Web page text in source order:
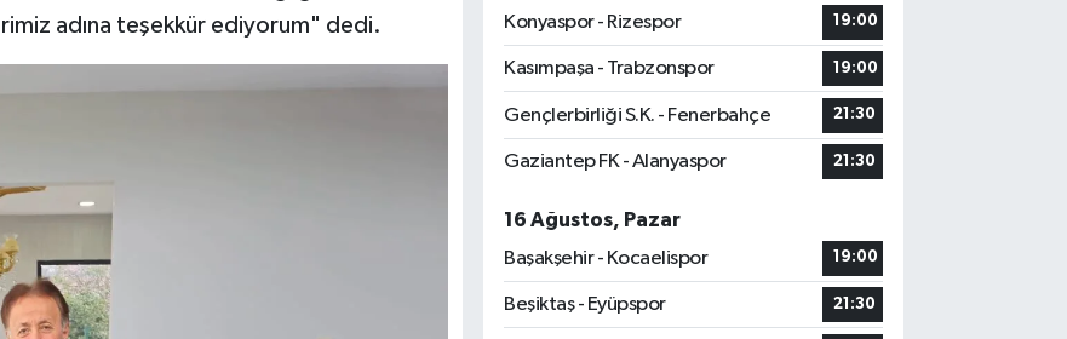
adına teşekkür ediyorum" dedi.
Konyaspor - Rizespor
19:00
Kasımpaşa - Trabzonspor 19:00
Gençlerbirliği S.K. - Fenerbahçe 21:30
Gaziantep FK - Alanyaspor 21:30
16 Ağustos, Pazar
Başakşehir - Kocaelispor
19:00
Beşiktaş - Eyüpspor 21:30